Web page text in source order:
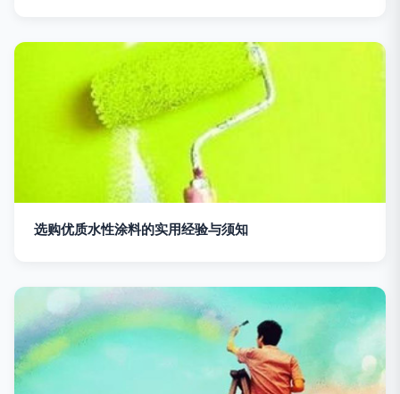
选购优质水性涂料的实用经验与须知